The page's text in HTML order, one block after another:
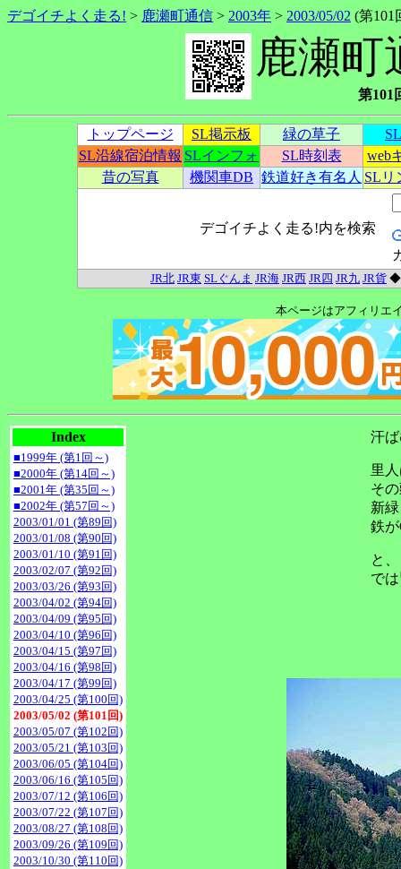
デゴイチよく走る! > 鹿瀬町通信 > 2003年 > 2003/05/02 (第101
鹿瀬町
第101
トップページ SL掲示板 緑の草子
SL沿線宿泊情報 SLインフォ SL時刻表
web
昔の写真
機関車DB 鉄道好き有名人 SLリ
デゴイチよく走る!内を検索
JR北 JR東 SLぐんま JR海 JR西 JR四 JR九 JR貨
本ページはアフィリエ
Index
■1999年 (第1回～)
■2000年 (第14回～)
■2001年 (第35回～)
■2002年 (第57回～)
2003/01/01 (第89回)
2003/01/08 (第90回)
2003/01/10 (第91回)
2003/02/07 (第92回)
2003/03/26 (第93回)
2003/04/02 (第94回)
2003/04/09 (第95回)
2003/04/10 (第96回)
2003/04/15 (第97回)
2003/04/16 (第98回)
2003/04/17 (第99回)
2003/04/25 (第100回)
2003/05/02 (第101回)
2003/05/07 (第102回)
2003/05/21 (第103回)
2003/06/05 (第104回)
2003/06/16 (第105回)
2003/07/12 (第106回)
2003/07/22 (第107回)
2003/08/27 (第108回)
2003/09/26 (第109回)
2003/10/30 (第110回)
汗
里
そ
新
鉄
と
で